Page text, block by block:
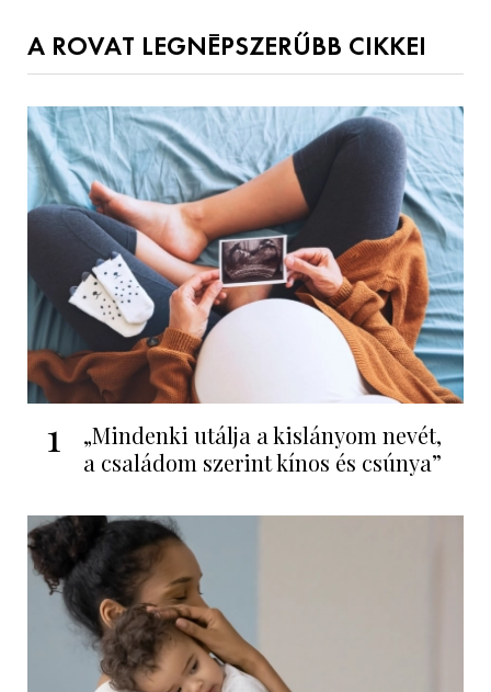
A ROVAT LEGNÉPSZERŰBB CIKKEI
1
„Mindenki utálja a kislányom nevét,
a családom szerint kínos és csúnya”